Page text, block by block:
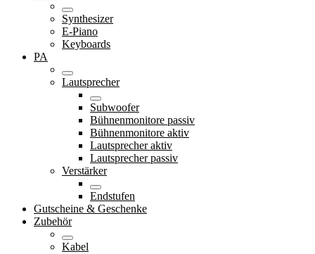
Synthesizer
E-Piano
Keyboards
PA
Lautsprecher
Subwoofer
Bühnenmonitore passiv
Bühnenmonitore aktiv
Lautsprecher aktiv
Lautsprecher passiv
Verstärker
Endstufen
Gutscheine & Geschenke
Zubehör
Kabel